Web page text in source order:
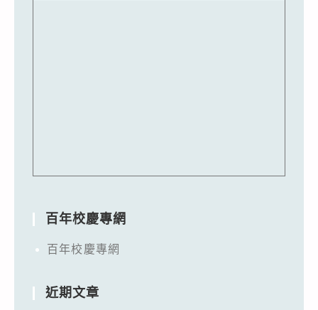
百年校慶專網
百年校慶專網
近期文章